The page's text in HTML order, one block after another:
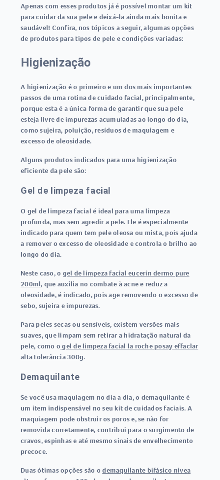
Apenas com esses produtos já é possível montar um kit
para cuidar da sua pele e deixá-la ainda mais bonita e
saudável! Confira, nos tópicos a seguir, algumas opções
de produtos para tipos de pele e condições variadas:
Higienização
A higienização é o primeiro e um dos mais importantes
passos de uma rotina de cuidado facial, principalmente,
porque esta é a única forma de garantir que sua pele
esteja livre de impurezas acumuladas ao longo do dia,
como sujeira, poluição, resíduos de maquiagem e
excesso de oleosidade.
Alguns produtos indicados para uma higienização
eficiente da pele são:
Gel de limpeza facial
O gel de limpeza facial é ideal para uma limpeza
profunda, mas sem agredir a pele. Ele é especialmente
indicado para quem tem pele oleosa ou mista, pois ajuda
a remover o excesso de oleosidade e controla o brilho ao
longo do dia.
Neste caso, o gel de limpeza facial eucerin dermo pure
200ml, que auxilia no combate à acne e reduz a
oleosidade, é indicado, pois age removendo o excesso de
sebo, sujeira e impurezas.
Para peles secas ou sensíveis, existem versões mais
suaves, que limpam sem retirar a hidratação natural da
pele, como ogel de limpeza facial la roche posay effaclar
alta tolerância 300g.
Demaquilante
Se você usa maquiagem no dia a dia, o demaquilante é
um item indispensável no seu kit de cuidados faciais. A
maquiagem pode obstruir os poros e, se não for
removida corretamente, contribui para o surgimento de
cravos, espinhas e até mesmo sinais de envelhecimento
precoce.
Duas ótimas opções são odemaquilante bifásico nivea